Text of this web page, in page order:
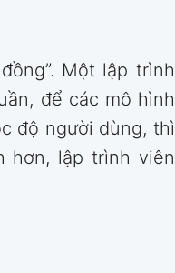
Một lập trình
để các mô hình
độ người dùng, thì
hơn, lập trình viên